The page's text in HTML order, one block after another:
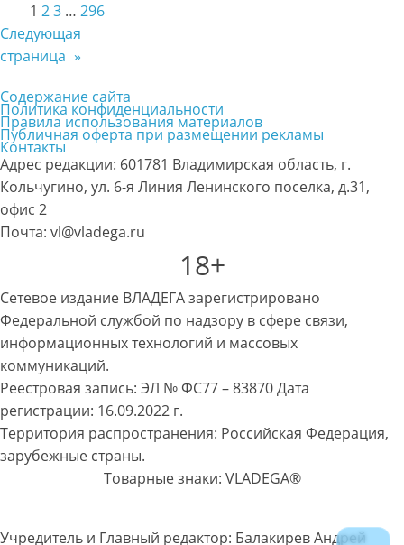
1 23 … 296
Следующая
страница »
Содержание сайта
Политика конфиденциальности
Правила использования материалов
Публичная оферта при размещении рекламы
Контакты
Адрес редакции: 601781 Владимирская область, г.
Кольчугино, ул. 6-я Линия Ленинского поселка, д.31,
офис 2
Почта: vl@vladega.ru
18+
Сетевое издание ВЛАДЕГА зарегистрировано
Федеральной службой по надзору в сфере связи,
информационных технологий и массовых
коммуникаций.
Реестровая запись: ЭЛ № ФС77 – 83870 Дата
регистрации: 16.09.2022 г.
Территория распространения: Российская Федерация,
зарубежные страны.
Товарные знаки: VLADEGA®
Учредитель и Главный редактор: Балакирев Андрей